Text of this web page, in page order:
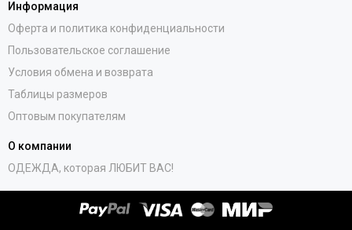
Информация
Оферта и политика конфиденциальности
Пользовательское соглашение
Условия обмена и возврата
Таблицы размеров
Оптовым покупателям
О компании
ОДЕЖДА, которая ЛЮБИТ ВАС!